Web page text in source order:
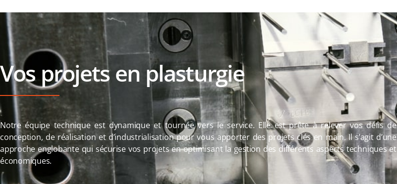
Vos projets en plasturgie
Notre équipe technique est dynamique et tournée vers le service. Elle est prête à relever vos défis de
conception, de réalisation et d’industrialisation pour vous apporter des projets clés en main. Il s’agit d’une
approche englobante qui sécurise vos projets en optimisant la gestion des différents aspects techniques et
économiques.